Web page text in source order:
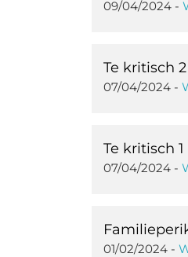
09/04/2024 -
Te kritisch 2
07/04/2024 -
Te kritisch 1
07/04/2024 -
01/02/2024 -